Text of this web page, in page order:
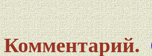
Комментарий.